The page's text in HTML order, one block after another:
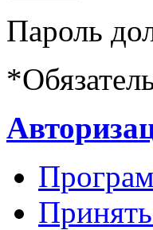
Пароль
*